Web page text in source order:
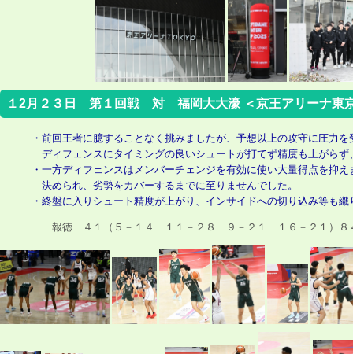
１2月２３日 第１回戦 対 福岡大大濠 ＜京王アリー
・前回王者に臆することなく挑みましたが、予想以上の攻守に圧力
ディフェンスにタイミングの良いシュートが打てず精度も上がら
・一方ディフェンスはメンバーチェンジを有効に使い大量得点を抑
決められ、劣勢をカバーするまでに至りませんでした。
・終盤に入りシュート精度が上がり、インサイドへの切り込み等も
報徳 ４１（５－１４ １１－２８ ９－２１ １６－２１）８